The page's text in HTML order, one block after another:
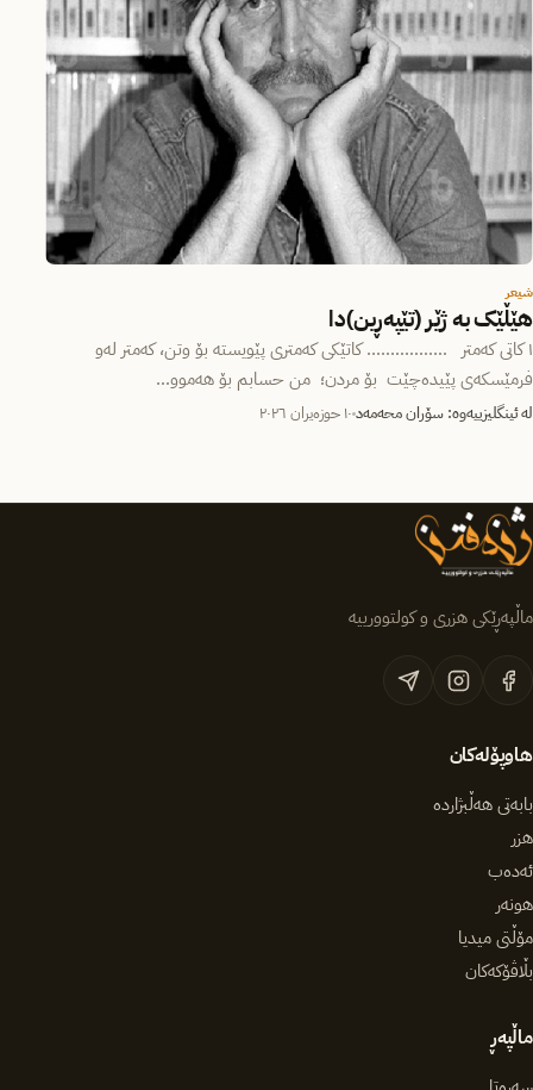
شیعر
هێڵێک بە ژێر (تێپەڕین)دا
١ كاتی کەمتر …………….. کاتێکی کەمتری پێویستە بۆ وتن، کەمتر لەو
فرمێسکەی پێیدەچێت بۆ مردن؛ من حسابم بۆ هەموو…
لە ئینگلیزییەوە: سۆران محەمەد ١٠ حوزه‌یران ٢٠٢٦
ماڵپەڕێکی هزری و کولتوورییە
هاوپۆلەکان
بابەتی هەڵبژاردە
هزر
ئەدەب
هونەر
مۆڵتی میدیا
بڵاڤۆکەکان
ماڵپەڕ